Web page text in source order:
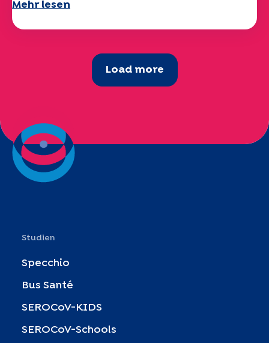
Mehr lesen
Load more
Studien
Specchio
Bus Santé
SEROCoV-KIDS
SEROCoV-Schools